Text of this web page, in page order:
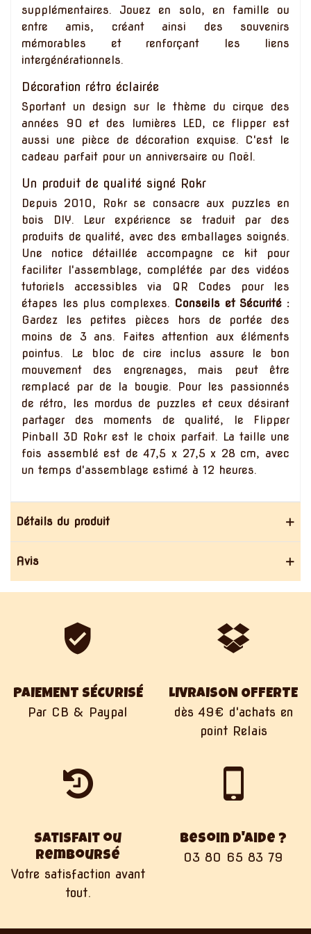
supplémentaires. Jouez en solo, en famille ou
entre amis, créant ainsi des souvenirs
mémorables et renforçant les liens
intergénérationnels.
Décoration rétro éclairée
Sportant un design sur le thème du cirque des
années 90 et des lumières LED, ce flipper est
aussi une pièce de décoration exquise. C'est le
cadeau parfait pour un anniversaire ou Noël.
Un produit de qualité signé Rokr
Depuis 2010, Rokr se consacre aux puzzles en
bois DIY. Leur expérience se traduit par des
produits de qualité, avec des emballages soignés.
Une notice détaillée accompagne ce kit pour
faciliter l'assemblage, complétée par des vidéos
tutoriels accessibles via QR Codes pour les
étapes les plus complexes. Conseils et Sécurité :
Gardez les petites pièces hors de portée des
moins de 3 ans. Faites attention aux éléments
pointus. Le bloc de cire inclus assure le bon
mouvement des engrenages, mais peut être
remplacé par de la bougie. Pour les passionnés
de rétro, les mordus de puzzles et ceux désirant
partager des moments de qualité, le Flipper
Pinball 3D Rokr est le choix parfait. La taille une
fois assemblé est de 47,5 x 27,5 x 28 cm, avec
un temps d'assemblage estimé à 12 heures.
Détails du produit
Avis
PAIEMENT SÉCURISÉ
Par CB & Paypal
LIVRAISON OFFERTE
dès 49€ d'achats en
point Relais
Satisfait ou
remboursé
Votre satisfaction avant
tout.
Besoin d'aide ?
03 80 65 83 79